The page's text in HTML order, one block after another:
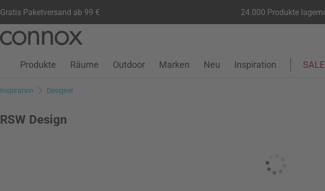
Gratis Paketversand ab 99 € 24.000 Produkte
Seiteninhalt
Suchfeld
Kundenkonto
Wunschliste
Warenkorb
Produkte Räume Outdoor Marken Neu Inspiration SALE
Inspiration Designer
RSW Design